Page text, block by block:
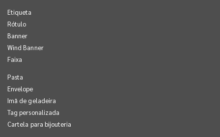
Etiqueta
Rótulo
Banner
Wind Banner
Faixa
Pasta
Envelope
Imã de geladeira
Tag personalizada
Cartela para bijouteria